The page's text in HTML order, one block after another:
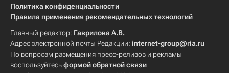
Политика конфиденциальности
Правила применения рекомендательных технологий
Главный редактор: Гаврилова А.В.
Адрес электронной почты Редакции: internet-group@ria.ru
По вопросам размещения пресс-релизов и рекламы
воспользуйтесьформой обратной связи